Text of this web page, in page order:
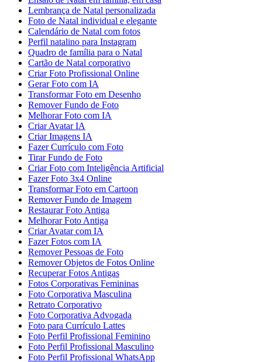
Lembrança de Natal personalizada
Foto de Natal individual e elegante
Calendário de Natal com fotos
Perfil natalino para Instagram
Quadro de família para o Natal
Cartão de Natal corporativo
Criar Foto Profissional Online
Gerar Foto com IA
Transformar Foto em Desenho
Remover Fundo de Foto
Melhorar Foto com IA
Criar Avatar IA
Criar Imagens IA
Fazer Currículo com Foto
Tirar Fundo de Foto
Criar Foto com Inteligência Artificial
Fazer Foto 3x4 Online
Transformar Foto em Cartoon
Remover Fundo de Imagem
Restaurar Foto Antiga
Melhorar Foto Antiga
Criar Avatar com IA
Fazer Fotos com IA
Remover Pessoas de Foto
Remover Objetos de Fotos Online
Recuperar Fotos Antigas
Fotos Corporativas Femininas
Foto Corporativa Masculina
Retrato Corporativo
Foto Corporativa Advogada
Foto para Currículo Lattes
Foto Perfil Profissional Feminino
Foto Perfil Profissional Masculino
Foto Perfil Profissional WhatsApp